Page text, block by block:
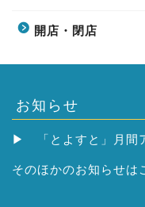
開店・閉店
お知らせ
▶ 「とよすと」月
そのほかのお知らせは